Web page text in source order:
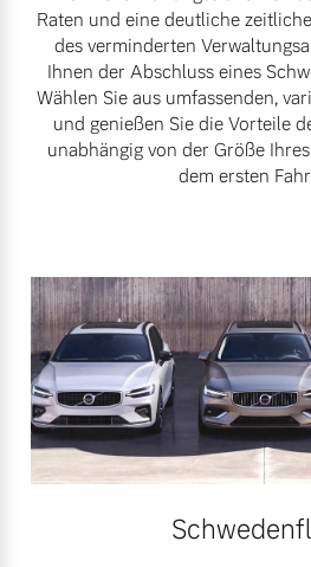
Mehr
Finanzierung & Leasing
Versicherung
Raten und eine deutliche
des verminderten
Ihnen der Abschluss eines
Wählen Sie aus umfassenden,
und genießen Sie die Vorteile
unabhängig von der Größe
dem ersten